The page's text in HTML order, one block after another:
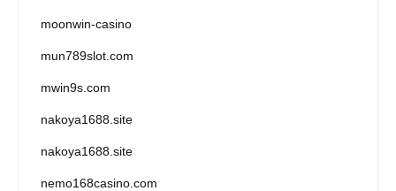
moonwin-casino
mun789slot.com
mwin9s.com
nakoya1688.site
nakoya1688.site
nemo168casino.com